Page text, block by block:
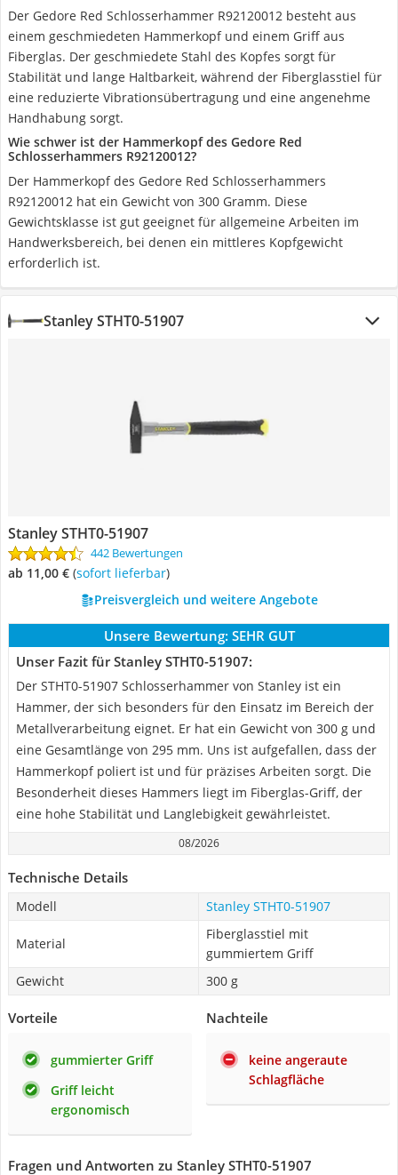
Der Gedore Red Schlosserhammer R92120012 besteht aus
einem geschmiedeten Hammerkopf und einem Griff aus
Fiberglas. Der geschmiedete Stahl des Kopfes sorgt für
Stabilität und lange Haltbarkeit, während der Fiberglasstiel für
eine reduzierte Vibrationsübertragung und eine angenehme
Handhabung sorgt.
Wie schwer ist der Hammerkopf des Gedore Red
Schlosserhammers R92120012?
Der Hammerkopf des Gedore Red Schlosserhammers
R92120012 hat ein Gewicht von 300 Gramm. Diese
Gewichtsklasse ist gut geeignet für allgemeine Arbeiten im
Handwerksbereich, bei denen ein mittleres Kopfgewicht
erforderlich ist.
Stanley STHT0-51907
Stanley STHT0-51907
442 Bewertungen
ab 11,00 € ( Sofort lieferbar)
Preisvergleich und weitere Angebote
Unsere Bewertung: SEHR GUT
Unser Fazit für Stanley STHT0-51907:
Der STHT0-51907 Schlosserhammer von Stanley ist ein
Hammer, der sich besonders für den Einsatz im Bereich der
Metallverarbeitung eignet. Er hat ein Gewicht von 300 g und
eine Gesamtlänge von 295 mm. Uns ist aufgefallen, dass der
Hammerkopf poliert ist und für präzises Arbeiten sorgt. Die
Besonderheit dieses Hammers liegt im Fiberglas-Griff, der
eine hohe Stabilität und Langlebigkeit gewährleistet.
08/2026
Technische Details
Modell Stanley STHT0-51907
Material
Fiberglasstiel mit
gummiertem Griff
Gewicht
300 g
Vorteile
gummierter Griff
Griff leicht
ergonomisch
Nachteile
keine angeraute
Schlagfläche
Fragen und Antworten zu Stanley STHT0-51907